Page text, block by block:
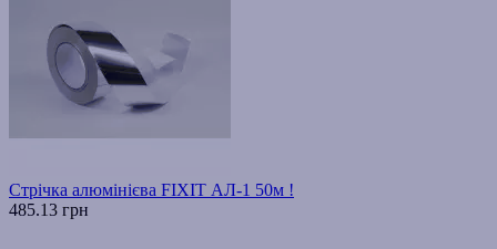
Стрічка алюмінієва FIXIT АЛ-1 50м !
485.13 грн